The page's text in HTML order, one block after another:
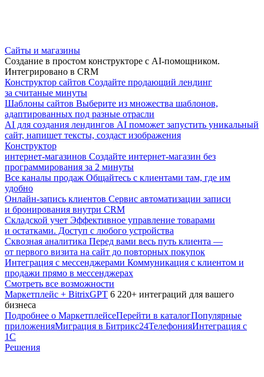
Сайты и магазины
Создание в простом конструкторе с AI-помощником.
Интегрировано в CRM
Конструктор сайтов Создайте продающий лендинг
за считаные минуты
Шаблоны сайтов Выберите из множества шаблонов,
адаптированных под разные отрасли
AI для создания лендингов AI поможет запустить уникальный
сайт, напишет тексты, создаст изображения
Конструктор
интернет-магазинов Создайте интернет-магазин без
программирования за 2 минуты
Все каналы продаж Общайтесь с клиентами там, где им
удобно
Онлайн-запись клиентов Сервис автоматизации записи
и бронирования внутри CRM
Складской учет Эффективное управление товарами
и остатками. Доступ с любого устройства
Сквозная аналитика Перед вами весь путь клиента —
от первого визита на сайт до повторных покупок
Интеграция с мессенджерами Коммуникация с клиентом и
продажи прямо в мессенджерах
Смотреть все возможности
Маркетплейс + BitrixGPT 6 220+ интеграций для вашего
бизнеса
Подробнее о МаркетплейсеПерейти в каталогПопулярные
приложенияМиграция в Битрикс24ТелефонияИнтеграция с
1С
Решения